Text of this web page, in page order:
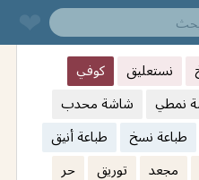
نستعليق
كوفي
نمطي
شاشة محدب
طباعة نسخ
طباعة أنيق
مجعد توريق
حر